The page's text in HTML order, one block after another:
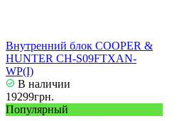
Внутренний блок COOPER &
HUNTER CH-S09FTXAN-
WP(I)
В наличии
19299грн.
Популярный